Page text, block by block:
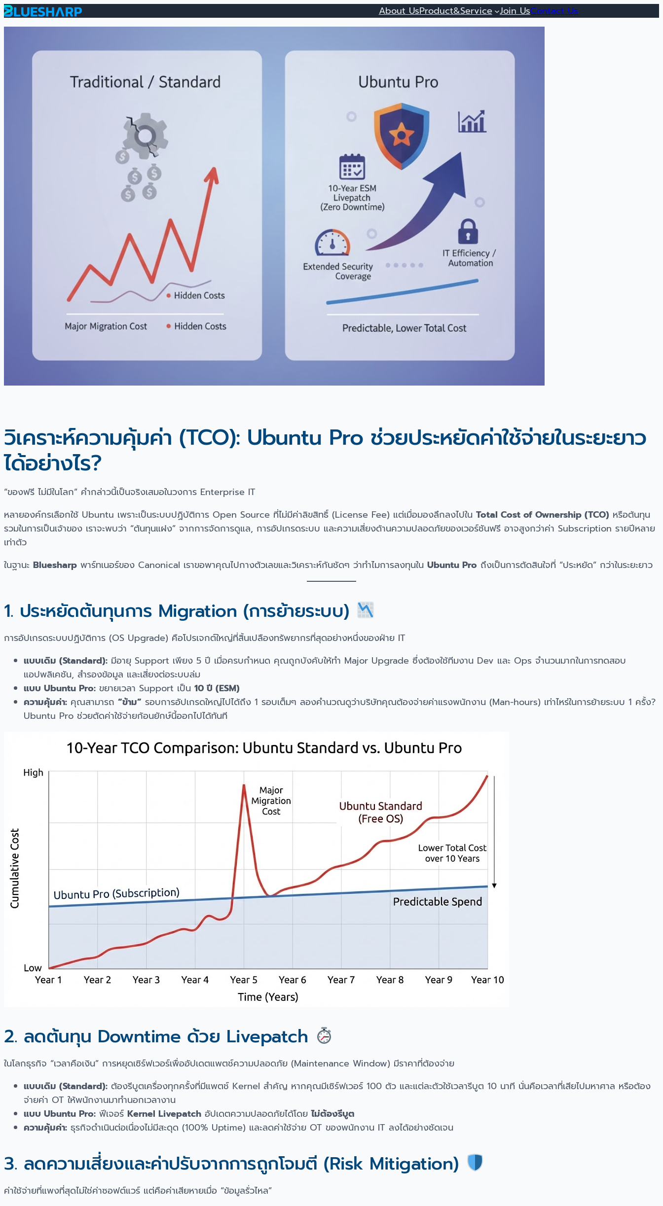
About UsProduct&Service Join UsContact Us
วิเคราะห์ความคุ้มค่า (TCO): Ubuntu Pro ช่วยประหยัดค่าใช้จ่ายในระยะยาว
ได้อย่างไร?
“ของฟรี ไม่มีในโลก” คำกล่าวนี้เป็นจริงเสมอในวงการ Enterprise IT
หลายองค์กรเลือกใช้ Ubuntu เพราะเป็นระบบปฏิบัติการ Open Source ที่ไม่มีค่าลิขสิทธิ์ (License Fee) แต่เมื่อมองลึกลงไปใน Total Cost of Ownership (TCO) หรือต้นทุน
รวมในการเป็นเจ้าของ เราจะพบว่า “ต้นทุนแฝง” จากการจัดการดูแล, การอัปเกรดระบบ และความเสี่ยงด้านความปลอดภัยของเวอร์ชันฟรี อาจสูงกว่าค่า Subscription รายปีหลาย
เท่าตัว
ในฐานะ Bluesharp พาร์ทเนอร์ของ Canonical เราขอพาคุณไปกางตัวเลขและวิเคราะห์กันชัดๆ ว่าทำไมการลงทุนใน Ubuntu Pro ถึงเป็นการตัดสินใจที่ “ประหยัด” กว่าในระยะยาว
1. ประหยัดต้นทุนการ Migration (การย้ายระบบ)
การอัปเกรดระบบปฏิบัติการ (OS Upgrade) คือโปรเจกต์ใหญ่ที่สิ้นเปลืองทรัพยากรที่สุดอย่างหนึ่งของฝ่าย IT
แบบเดิม (Standard): มีอายุ Support เพียง 5 ปี เมื่อครบกำหนด คุณถูกบังคับให้ทำ Major Upgrade ซึ่งต้องใช้ทีมงาน Dev และ Ops จำนวนมากในการทดสอบ
แอปพลิเคชัน, สำรองข้อมูล และเสี่ยงต่อระบบล่ม
แบบ Ubuntu Pro: ขยายเวลา Support เป็น 10 ปี (ESM)
ความคุ้มค่า: คุณสามารถ “ข้าม” รอบการอัปเกรดใหญ่ไปได้ถึง 1 รอบเต็มๆ ลองคำนวณดูว่าบริษัทคุณต้องจ่ายค่าแรงพนักงาน (Man-hours) เท่าไหร่ในการย้ายระบบ 1 ครั้ง?
Ubuntu Pro ช่วยตัดค่าใช้จ่ายก้อนยักษ์นี้ออกไปได้ทันที
2. ลดต้นทุน Downtime ด้วย Livepatch
ในโลกธุรกิจ “เวลาคือเงิน” การหยุดเซิร์ฟเวอร์เพื่ออัปเดตแพตช์ความปลอดภัย (Maintenance Window) มีราคาที่ต้องจ่าย
แบบเดิม (Standard): ต้องรีบูตเครื่องทุกครั้งที่มีแพตช์ Kernel สำคัญ หากคุณมีเซิร์ฟเวอร์ 100 ตัว และแต่ละตัวใช้เวลารีบูต 10 นาที นั่นคือเวลาที่เสียไปมหาศาล หรือต้อง
จ่ายค่า OT ให้พนักงานมาทำนอกเวลางาน
แบบ Ubuntu Pro: ฟีเจอร์ Kernel Livepatch อัปเดตความปลอดภัยได้โดยไม่ต้องรีบูต
ความคุ้มค่า: ธุรกิจดำเนินต่อเนื่องไม่มีสะดุด (100% Uptime) และลดค่าใช้จ่าย OT ของพนักงาน IT ลงได้อย่างชัดเจน
3. ลดความเสี่ยงและค่าปรับจากการถูกโจมตี (Risk Mitigation)
ค่าใช้จ่ายที่แพงที่สุดไม่ใช่ค่าซอฟต์แวร์ แต่คือค่าเสียหายเมื่อ “ข้อมูลรั่วไหล”